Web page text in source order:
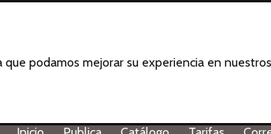
podamos mejorar su experiencia en